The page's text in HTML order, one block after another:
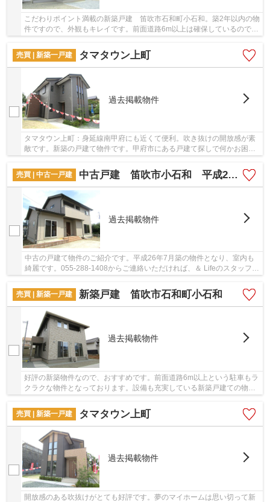
こだわりポイント満載の新築戸建 笛吹市石和町小石和。築2年以内の物
件ですので、外観もキレイです。前面道路6m以上は確保しているので車
売買 | 新築一戸建
タマタウン上町
過去掲載物件
タマタウン上町：身延線南甲府にも近くて便利。吹き抜けの開放感が素
敵です。新築の戸建て物件です。甲府市にある戸建て探しで何かお困り
売買 | 中古一戸建
中古戸建 笛吹市小石和 平成26年築
過去掲載物件
中古の戸建て物件のご紹介です。平成26年7月築の物件となり、室内も
綺麗です。055-288-1408からご連絡いただければ、＆ Lifeのスタッフが
売買 | 新築一戸建
新築戸建 笛吹市石和町小石和
過去掲載物件
好評の新築物件なので、おすすめです。前面道路6m以上という駐車もラ
クラクな物件となっております。設備も充実している新築戸建ての物件
売買 | 新築一戸建
タマタウン上町
過去掲載物件
開放感のある吹抜けがとても好評です。夢のマイホームは思い切って新